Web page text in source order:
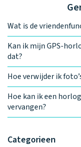
Categorieen
Wat is de
Kan ik mijn GPS-
dat?
Hoe verwijder ik
Hoe kan ik een
vervangen?